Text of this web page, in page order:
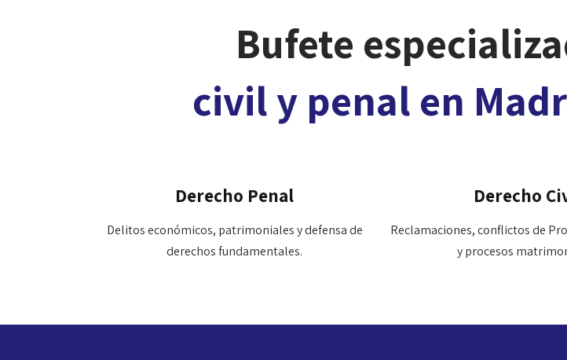
Bufete
civil y penal en
Derecho Penal
Delitos económicos, patrimoniales y defensa de
derechos fundamentales.
Derecho
Reclamaciones, conflictos de
y procesos